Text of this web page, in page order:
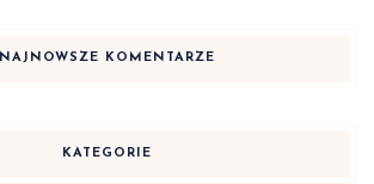
NAJNOWSZE KOMENTARZE
KATEGORIE